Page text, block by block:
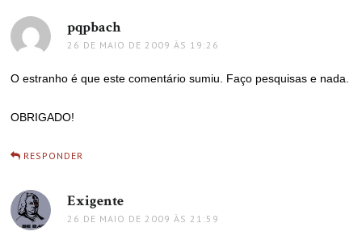
pqpbachdisse:
26 DE MAIO DE 2009 ÀS 19:26
O estranho é que este comentário sumiu. Faço pesquisas e nada.
OBRIGADO!
RESPONDER
Exigente
26 DE MAIO DE 2009 ÀS 21:59